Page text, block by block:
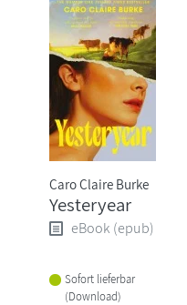
Caro Claire Burke
Yesteryear
eBook (epub)
Sofort lieferbar
(Download)